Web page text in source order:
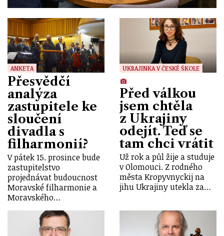
ANKETA
Přesvědčí
analýza
zastupitele ke
sloučení
divadla s
filharmonií?
V pátek 15. prosince bude
zastupitelstvo
projednávat budoucnost
Moravské filharmonie a
Moravského…
UKRAJINKA V ČESKÉ ŠKOLE
Před válkou
jsem chtěla
z Ukrajiny
odejít. Teď se
tam chci vrátit
Už rok a půl žije a studuje
v Olomouci. Z rodného
města Kropyvnyckij na
jihu Ukrajiny utekla za…